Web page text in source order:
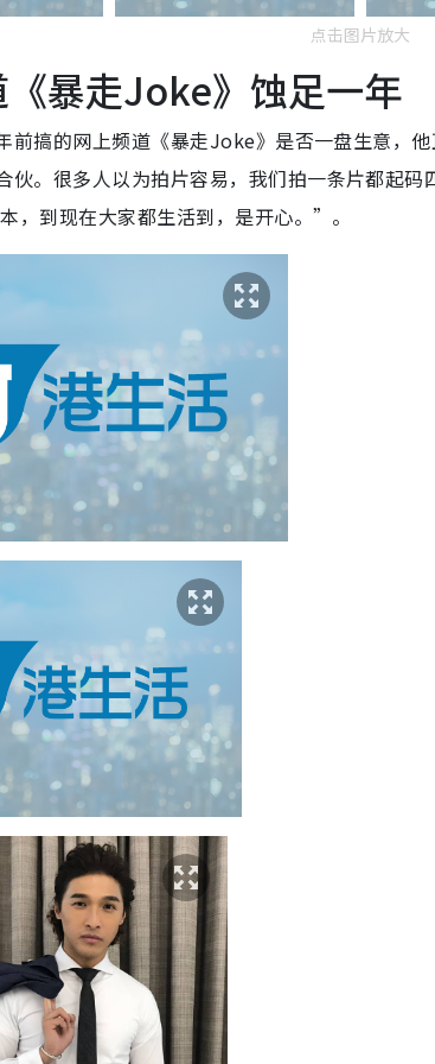
点击图片放大
《暴走Joke》蚀足一年
前搞的网上频道《暴走Joke》是否一盘生意，
伙。很多人以为拍片容易，我们拍一条片都起
，到现在大家都生活到，是开心。”。